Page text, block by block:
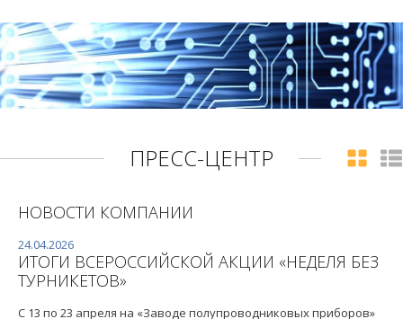
ПРЕСС-ЦЕНТР
НОВОСТИ КОМПАНИИ
24.04.2026
ИТОГИ ВСЕРОССИЙСКОЙ АКЦИИ «НЕДЕЛЯ БЕЗ
ТУРНИКЕТОВ»
С 13 по 23 апреля на «Заводе полупроводниковых приборов»